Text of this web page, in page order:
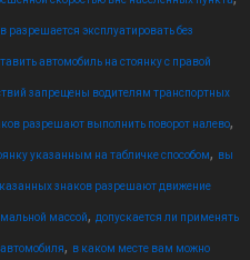
разрешается эксплуатировать без
автомобиль на стоянку с правой
запрещены водителям транспортных
разрешают выполнить поворот налево,
указанным на табличке способом, вы
знаков разрешают движение
массой, допускается ли применять
, в каком месте вам можно